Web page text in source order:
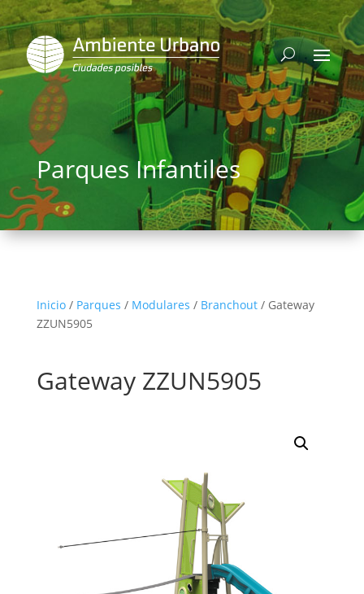
Parques Infantiles
Inicio/ Parques / Modulares / Branchout/ Gateway
ZZUN5905
Gateway ZZUN5905